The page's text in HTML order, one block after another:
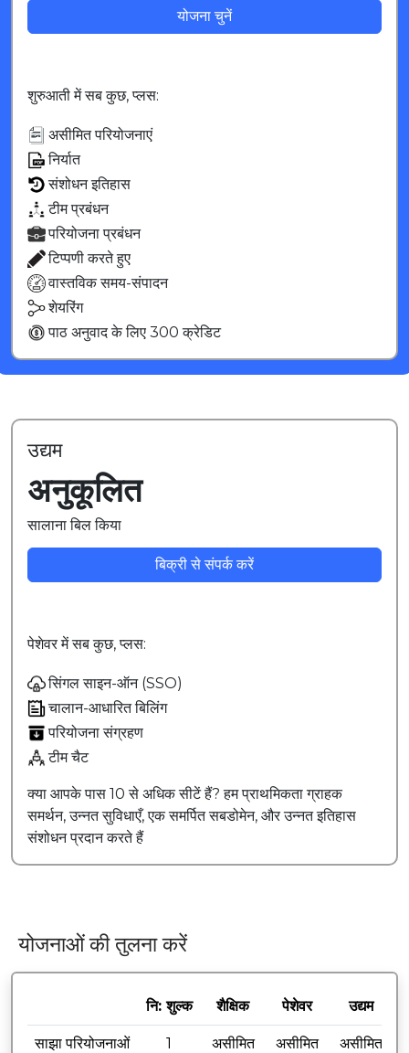
योजना चुनें
शुरुआती में सब कुछ, प्लस:
असीमित परियोजनाएं
निर्यात
संशोधन इतिहास
टीम प्रबंधन
परियोजना प्रबंधन
टिप्पणी करते हुए
वास्तविक समय-संपादन
शेयरिंग
पाठ अनुवाद के लिए 300 क्रेडिट
उद्यम
अनुकूलित
सालाना बिल किया
बिक्री से संपर्क करें
पेशेवर में सब कुछ, प्लस:
सिंगल साइन-ऑन (SSO)
चालान-आधारित बिलिंग
परियोजना संग्रहण
टीम चैट
क्या आपके पास 10 से अधिक सीटें हैं? हम प्राथमिकता ग्राहक
समर्थन, उन्नत सुविधाएँ, एक समर्पित सबडोमेन, और उन्नत इतिहास
संशोधन प्रदान करते हैं
योजनाओं की तुलना करें
नि: शुल्क शैक्षिक पेशेवर उद्यम
साझा परियोजनाओं 1 असीमित असीमित असीमित